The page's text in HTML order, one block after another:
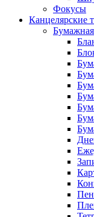
Фокусы
Канцелярские